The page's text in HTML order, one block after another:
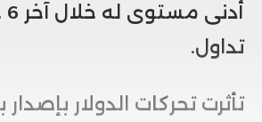
تداول.
تأثرت تحركات الدولار بإصدار